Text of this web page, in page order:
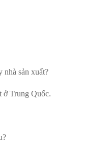
nhà sản xuất?
ở Trung Quốc.